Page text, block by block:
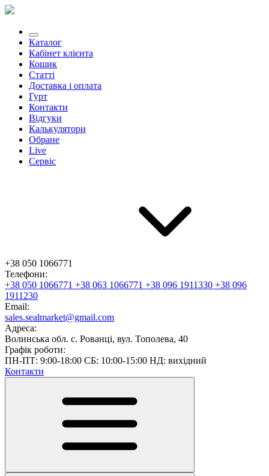
Каталог
Кабінет клієнта
Кошик
Статті
Доставка і оплата
Гурт
Контакти
Відгуки
Калькулятори
Обране
Live
Сервіс
+38 050 1066771
Телефони:
+38 050 1066771 +38 063 1066771 +38 096 1911330 +38 096
1911230
Email:
sales.sealmarket@gmail.com
Адреса:
Волинська обл. с. Рованці, вул. Тополева, 40
Графік роботи:
ПН-ПТ: 9:00-18:00 СБ: 10:00-15:00 НД: вихідний
Контакти